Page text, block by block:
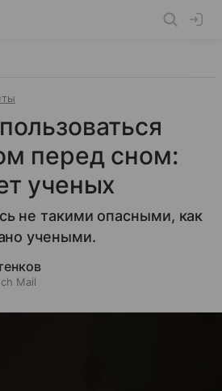
перед сном:
ученых
не такими опасными, как
учеными.
Mail